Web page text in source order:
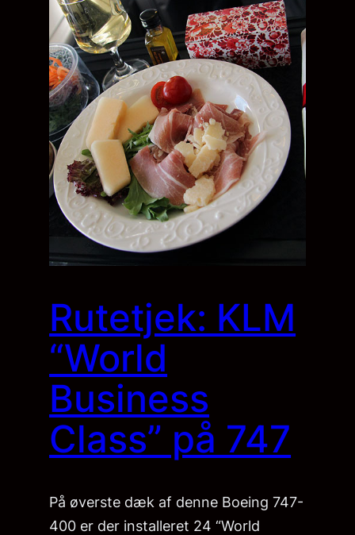
Rutetjek: KLM
“World
Business
Class” på 747
På øverste dæk af denne Boeing 747-
400 er der installeret 24 “World